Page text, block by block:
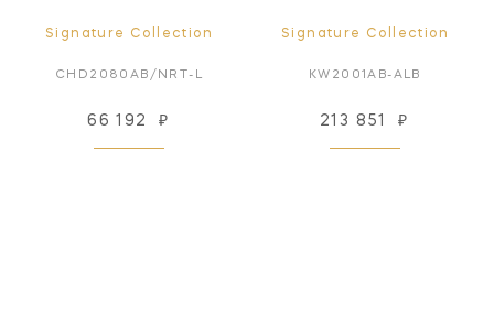
Signature Collection
CHD2080AB/NRT-L
66 192 ₽
Signature Collection
KW2001AB-ALB
213 851 ₽